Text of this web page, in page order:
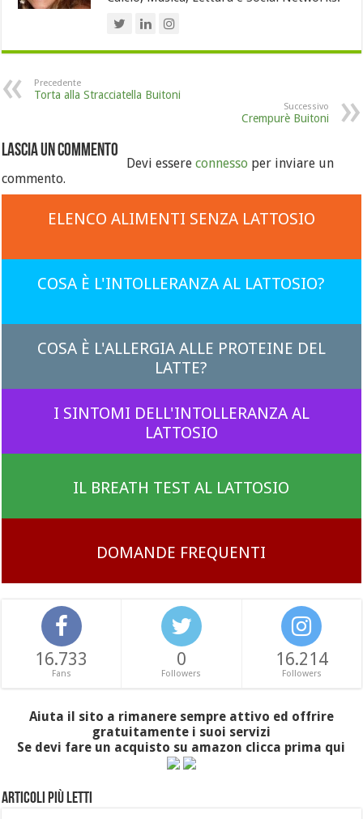
Precedente
Torta alla Stracciatella Buitoni
Successivo
Crempurè Buitoni
Lascia un commento
Devi essereconnesso per inviare un
commento.
ELENCO ALIMENTI SENZA LATTOSIO
COSA È L'INTOLLERANZA AL LATTOSIO?
COSA È L'ALLERGIA ALLE PROTEINE DEL
LATTE?
I SINTOMI DELL'INTOLLERANZA AL
LATTOSIO
IL BREATH TEST AL LATTOSIO
DOMANDE FREQUENTI
16.733
Fans
0
Followers
16.214
Followers
Aiuta il sito a rimanere sempre attivo ed offrire
gratuitamente i suoi servizi
Se devi fare un acquisto su amazon clicca prima qui
Articoli più letti